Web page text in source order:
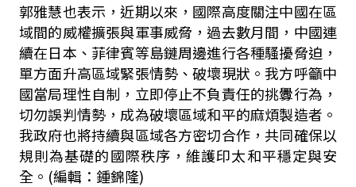
郭雅慧也表示，近期以來，國際高度關注中國在區
域間的威權擴張與軍事威脅，過去數月間，中國連
續在日本、菲律賓等島鏈周邊進行各種騷擾脅迫，
單方面升高區域緊張情勢、破壞現狀。我方呼籲中
國當局理性自制，立即停止不負責任的挑釁行為，
切勿誤判情勢，成為破壞區域和平的麻煩製造者。
我政府也將持續與區域各方密切合作，共同確保以
規則為基礎的國際秩序，維護印太和平穩定與安
全。 (編輯：鍾錦隆)